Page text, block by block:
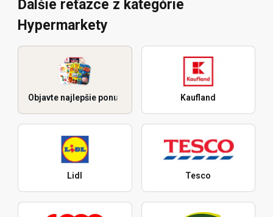
Ďalšie reťazce z kategórie
Hypermarkety
Objavte najlepšie ponuky Kaufland
Lidl Tesco